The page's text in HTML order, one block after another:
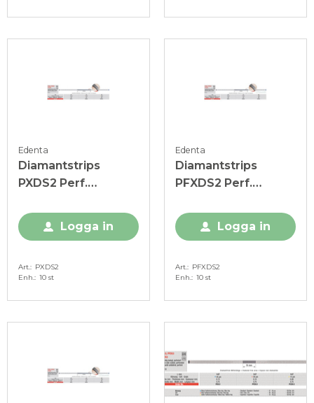
Edenta
Diamantstrips
PXDS2 Perf.
45my, blå
Logga in
Art.
PXDS2
Enh. 10 st
Edenta
Diamantstrips
PFXDS2 Perf.
30my, röd
Logga in
Art.
PFXDS2
Enh. 10 st